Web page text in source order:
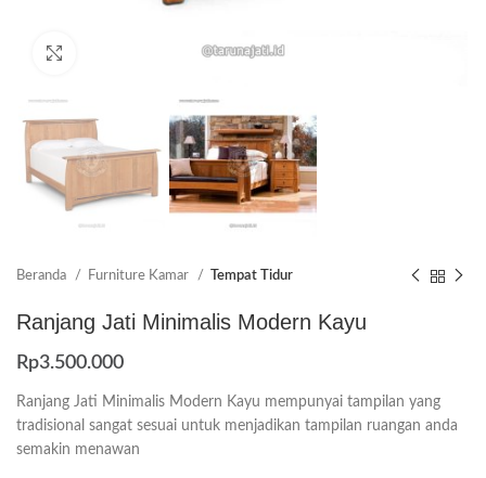
Beranda Furniture Kamar Tempat Tidur
Ranjang Jati Minimalis Modern Kayu
Rp3.500.000
Ranjang Jati Minimalis Modern Kayu mempunyai tampilan yang
tradisional sangat sesuai untuk menjadikan tampilan ruangan anda
semakin menawan